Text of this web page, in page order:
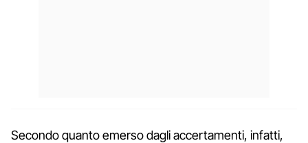
Secondo quanto emerso dagli accertamenti, infatti,